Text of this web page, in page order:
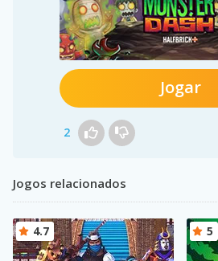
Jogar
2
Jogos relacionados
4.7 5